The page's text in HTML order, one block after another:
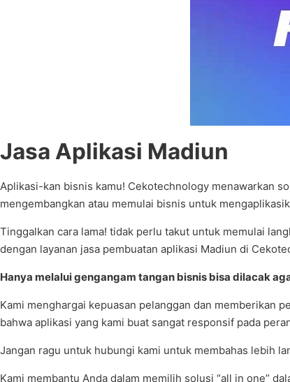
Jasa Aplikasi Madiun
Aplikasi-kan bisnis kamu! Cekotechnology menawarkan
mengembangkan atau memulai bisnis untuk
Tinggalkan cara lama! tidak perlu takut untuk memulai
dengan layanan jasa pembuatan aplikasi Madiun di
Hanya melalui gengangam tangan bisnis bisa dilacak
Kami menghargai kepuasan pelanggan dan memberikan
bahwa aplikasi yang kami buat sangat responsif pada
Jangan ragu untuk hubungi kami untuk membahas lebih
Kami membantu Anda dalam memilih solusi “all in one”